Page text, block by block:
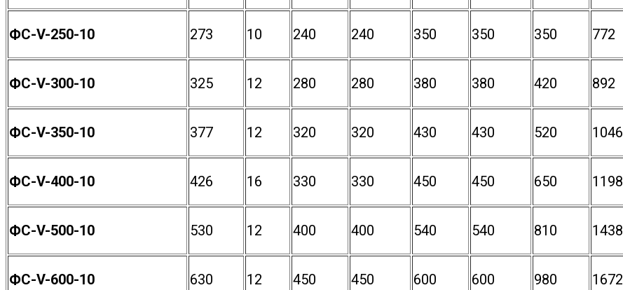
ФС-V-250-10 273 10 240 240 350 350 350 772
ФС-V-300-10 325 12 280 280 380 380 420 892
ФС-V-350-10 377 12 320 320 430 430 520 1046
ФС-V-400-10 426 16 330 330 450 450 650 1198
ФС-V-500-10 530 12 400 400 540 540 810 1438
ФС-V-600-10 630 12 450 450 600 600 980 1672